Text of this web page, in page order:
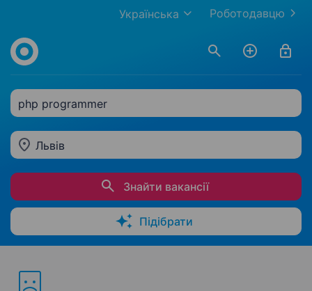
Роботодавцю
Українська
php programmer
Львів
Знайти вакансії
Підібрати